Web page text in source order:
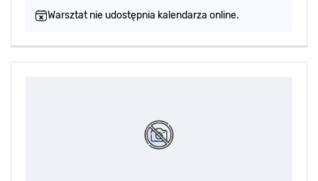
Warsztat nie udostępnia kalendarza online.